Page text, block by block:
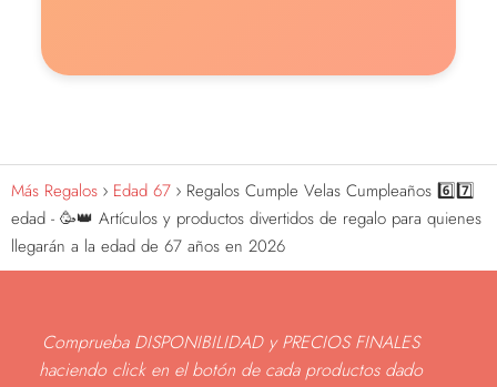
Más Regalos Edad 67
Regalos Cumple Velas Cumpleaños 6️⃣7️⃣
edad - 🥳👑 Artículos y productos divertidos de regalo para quienes
llegarán a la edad de 67 años en 2026
Comprueba DISPONIBILIDAD y PRECIOS FINALES
haciendo click en el botón de cada productos dado